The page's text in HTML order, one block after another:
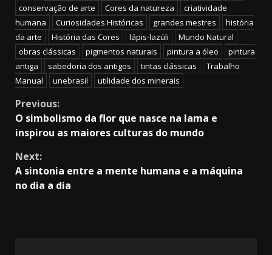
conservação de arte
Cores da natureza
criatividade
humana
Curiosidades Históricas grandes mestres
história
da arte
História das Cores lápis-lazúli
Mundo Natural
obras clássicas
pigmentos naturais pintura a óleo
pintura
antiga
sabedoria dos antigos tintas clássicas
Trabalho
Manual
unebrasil utilidade dos minerais
Continue
Reading
Previous:
O simbolismo da flor que nasce na lama e
inspirou as maiores culturas do mundo
Next:
A sintonia entre a mente humana e a máquina
no dia a dia